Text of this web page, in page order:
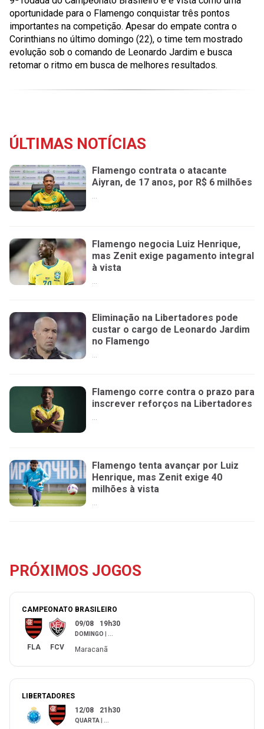
oportunidade para o Flamengo conquistar três pontos
importantes na competição. Apesar do empate contra o
Corinthians no último domingo (22), o time tem mostrado
evolução sob o comando de Leonardo Jardim e busca
retomar o ritmo em busca de melhores resultados.
ÚLTIMAS NOTÍCIAS
Flamengo contrata o atacante
Aiyran, de 17 anos, por R$ 6 milhões
...
Flamengo negocia Luiz Henrique,
mas Zenit exige pagamento integral
à vista
...
Eliminação na Libertadores pode
custar o cargo de Leonardo Jardim
no Flamengo
...
Flamengo corre contra o prazo para
inscrever reforços na Libertadores
Flamengo tenta avançar por Luiz
Henrique, mas Zenit exige 40
milhões à vista
...
PRÓXIMOS JOGOS
CAMPEONATO BRASILEIRO
FLA FCV
09/08 19h30
DOMINGO
Maracanã
LIBERTADORES
12/08 21h30
QUARTA